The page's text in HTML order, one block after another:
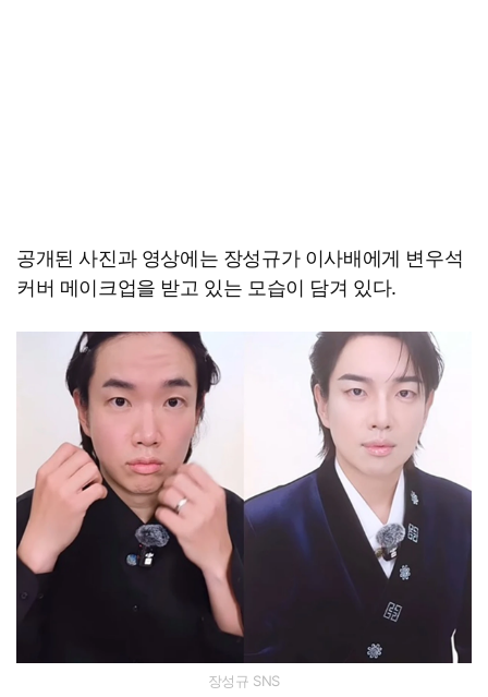
공개된 사진과 영상에는 장성규가 이사배에게 변우석
커버 메이크업을 받고 있는 모습이 담겨 있다.
장성규 SNS